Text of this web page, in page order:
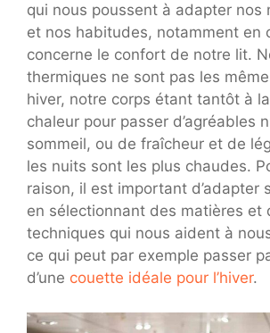
qui nous poussent à adapter nos
et nos habitudes, notamment en
concerne le confort de notre lit.
thermiques ne sont pas les
hiver, notre corps étant tantôt à
chaleur pour passer d’agréables
sommeil, ou de fraîcheur et de
les nuits sont les plus chaudes.
raison, il est important d’adapter
en sélectionnant des matières et
techniques qui nous aident à
ce qui peut par exemple passer
d’une couette idéale pour l’hiver.